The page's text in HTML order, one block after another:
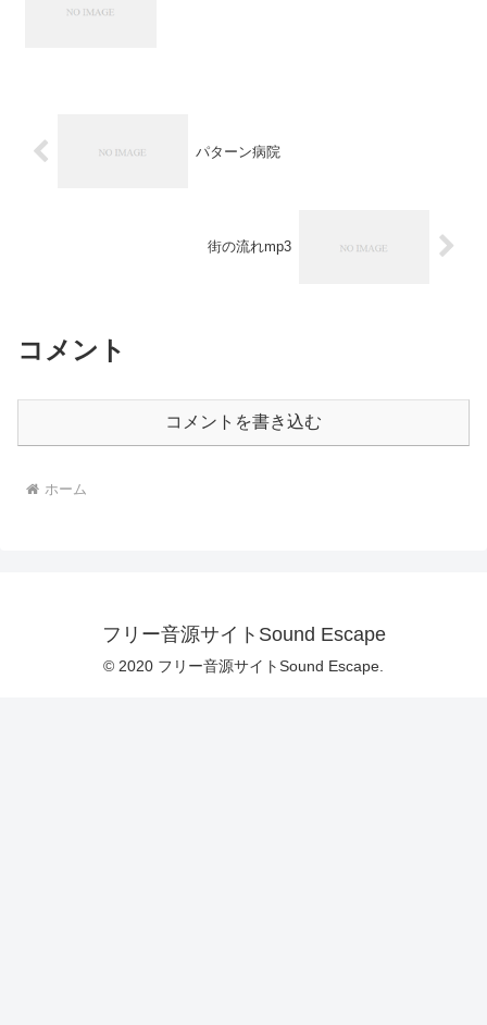
パターン病院
街の流れmp3
コメント
コメントを書き込む
ホーム
フリー音源サイトSound Escape
© 2020 フリー音源サイトSound Escape.